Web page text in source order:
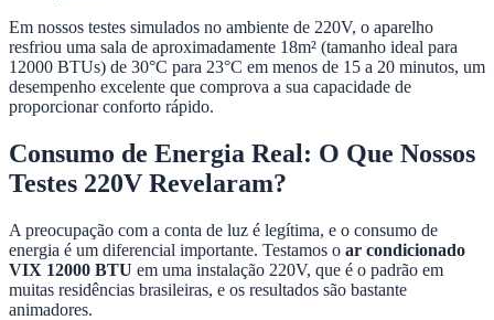
Em nossos testes simulados no ambiente de 220V, o aparelho
resfriou uma sala de aproximadamente 18m² (tamanho ideal para
12000 BTUs) de 30°C para 23°C em menos de 15 a 20 minutos, um
desempenho excelente que comprova a sua capacidade de
proporcionar conforto rápido.
Consumo de Energia Real: O Que Nossos
Testes 220V Revelaram?
A preocupação com a conta de luz é legítima, e o consumo de
energia é um diferencial importante. Testamos o ar condicionado
VIX 12000 BTU em uma instalação 220V, que é o padrão em
muitas residências brasileiras, e os resultados são bastante
animadores.